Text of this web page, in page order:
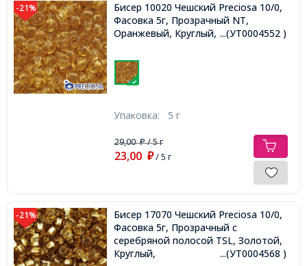
-21%
Бисер 10020 Чешский Preciosa 10/0,
Фасовка 5г, Прозрачный NT,
Оранжевый, Круглый,
...(УТ0004552 )
Упаковка: 5 г
29,00₽/ 5 г
23,00 ₽/ 5 г
-21%
Бисер 17070 Чешский Preciosa 10/0,
Фасовка 5г, Прозрачный с
серебряной полосой TSL, Золотой,
Круглый,
...(УТ0004568 )